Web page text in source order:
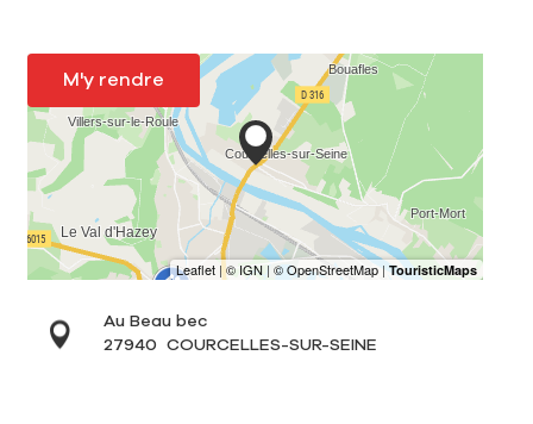
M'y rendre
Au Beau bec
27940
COURCELLES-SUR-SEINE